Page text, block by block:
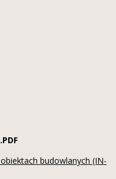
budowlanych (IN-